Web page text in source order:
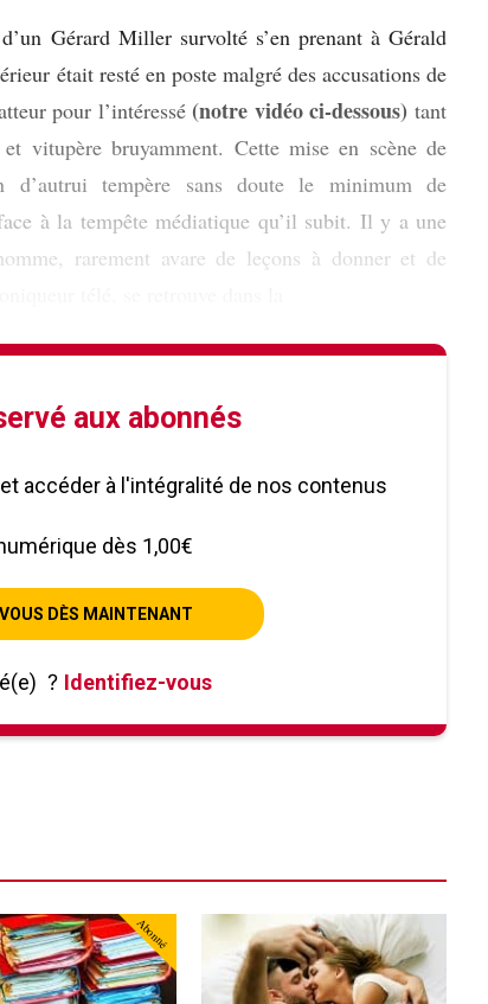
Gérard Miller survolté s’en prenant à Gérald
était resté en poste malgré des accusations de
pour l’intéressé (notre vidéo ci-dessous) tant
vitupère bruyamment. Cette mise en scène de
d’autrui tempère sans doute le minimum de
à la tempête médiatique qu’il subit. Il y a une
rarement avare de leçons à donner et de
aux abonnés
accéder à l'intégralité de nos contenus
dès 1,00€
DÈS MAINTENANT
? Identifiez-vous
Abonné